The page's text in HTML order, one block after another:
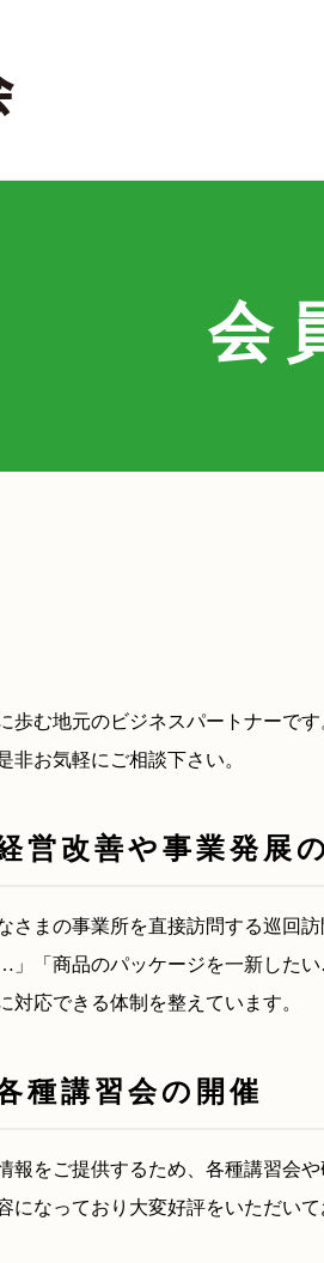
会
む地元のビジネスパートナーです
お気軽にご相談下さい。
営改善や事業発展
さまの事業所を直接訪問する巡回
「商品のパッケージを一新した
応できる体制を整えています。
種講習会の開催
報をご提供するため、各種講習会
になっており大変好評をいただいて